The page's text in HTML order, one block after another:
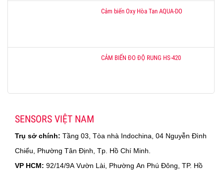
Cảm biến Oxy Hòa Tan AQUA-DO
CẢM BIẾN ĐO ĐỘ RUNG HS-420
SENSORS VIỆT NAM
Trụ sở chính: Tầng 03, Tòa nhà Indochina, 04 Nguyễn Đình
Chiểu, Phường Tân Định, Tp. Hồ Chí Minh.
VP HCM: 92/14/9A Vườn Lài, Phường An Phú Đông, TP. Hồ